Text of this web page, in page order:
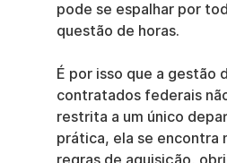
pode se espalhar por
questão de horas.
É por isso que a gestão
contratados federais
restrita a um único
prática, ela se encontra